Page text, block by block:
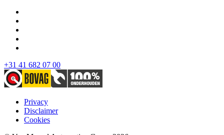
+31 41 682 07 00
Privacy
Disclaimer
Cookies